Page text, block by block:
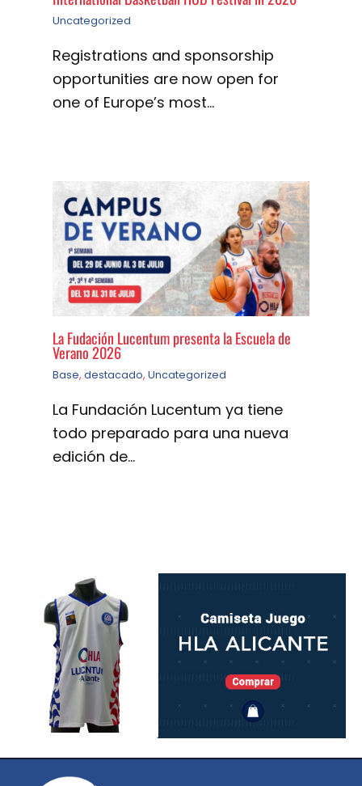
Uncategorized
Registrations and sponsorship
opportunities are now open for
one of Europe’s most…
La Fudación Lucentum presenta la Escuela de
Verano 2026
Base, destacado, Uncategorized
La Fundación Lucentum ya tiene
todo preparado para una nueva
edición de…